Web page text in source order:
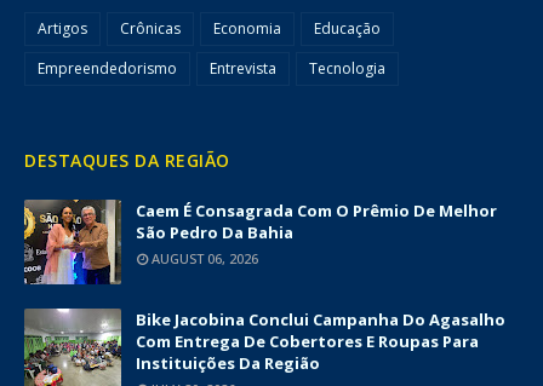
Artigos Crônicas Economia
Educação
Empreendedorismo
Entrevista Tecnologia
DESTAQUES DA REGIÃO
Caem É Consagrada Com O Prêmio De Melhor
São Pedro Da Bahia
AUGUST 06, 2026
Bike Jacobina Conclui Campanha Do Agasalho
Com Entrega De Cobertores E Roupas Para
Instituições Da Região